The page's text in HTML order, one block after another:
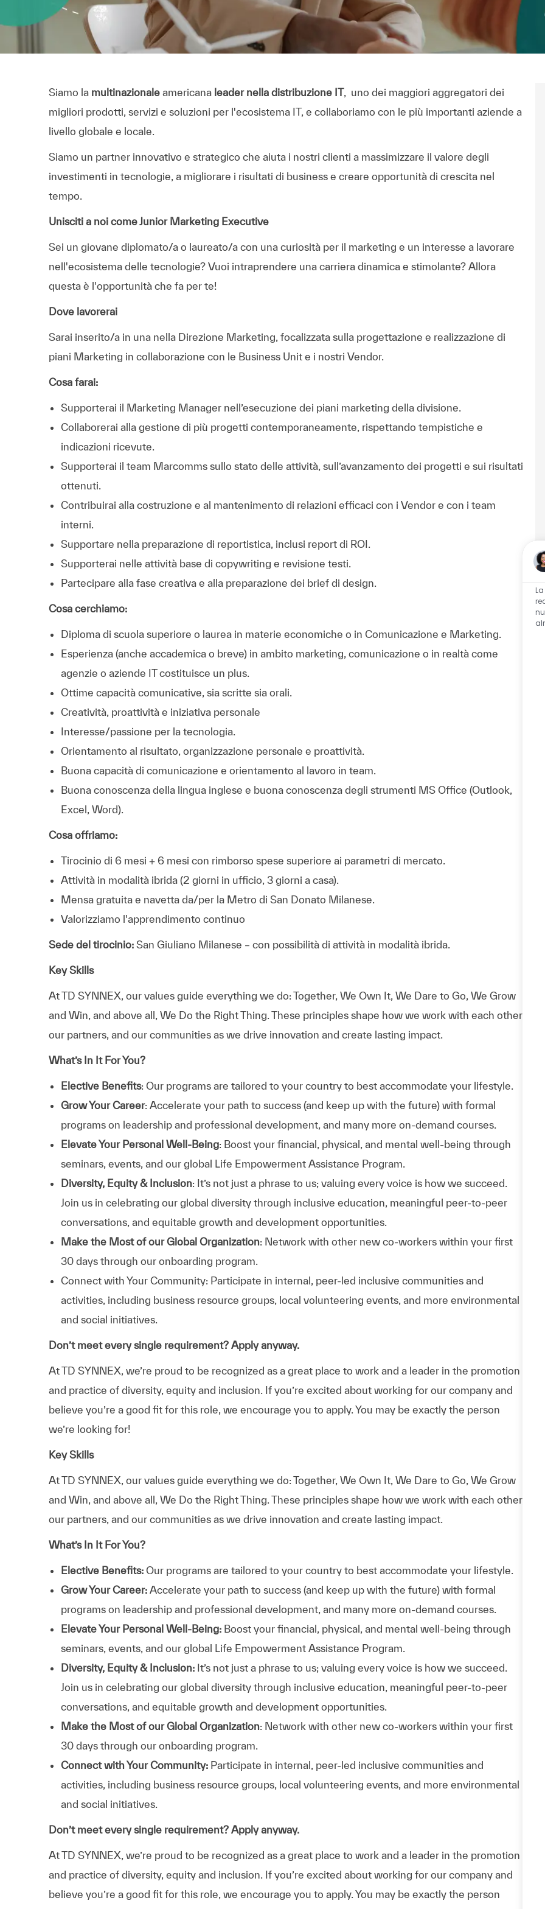
Siamo la multinazionale americana leader nella distribuzione IT, uno dei maggiori aggregatori dei
migliori prodotti, servizi e soluzioni per l'ecosistema IT, e collaboriamo con le più importanti aziende a
livello globale e locale.
Siamo un partner innovativo e strategico che aiuta i nostri clienti a massimizzare il valore degli
investimenti in tecnologie, a migliorare i risultati di business e creare opportunità di crescita nel
tempo.
Unisciti a noi come Junior Marketing Executive
Sei un giovane diplomato/a o laureato/a con una curiosità per il marketing e un interesse a lavorare
nell'ecosistema delle tecnologie? Vuoi intraprendere una carriera dinamica e stimolante? Allora
questa è l'opportunità che fa per te!
Dove lavorerai
Sarai inserito/a in una nella Direzione Marketing, focalizzata sulla progettazione e realizzazione di
piani Marketing in collaborazione con le Business Unit e i nostri Vendor.
Cosa farai:
Supporterai il Marketing Manager nell’esecuzione dei piani marketing della divisione.
Collaborerai alla gestione di più progetti contemporaneamente, rispettando tempistiche e
indicazioni ricevute.
Supporterai il team Marcomms sullo stato delle attività, sull’avanzamento dei progetti e sui risultati
ottenuti.
Contribuirai alla costruzione e al mantenimento di relazioni efficaci con i Vendor e con i team
interni.
Supportare nella preparazione di reportistica, inclusi report di ROI.
Supporterai nelle attività base di copywriting e revisione testi.
Partecipare alla fase creativa e alla preparazione dei brief di design.
Cosa cerchiamo:
Diploma di scuola superiore o laurea in materie economiche o in Comunicazione e Marketing.
Esperienza (anche accademica o breve) in ambito marketing, comunicazione o in realtà come
agenzie o aziende IT costituisce un plus.
Ottime capacità comunicative, sia scritte sia orali.
Creatività, proattività e iniziativa personale
Interesse/passione per la tecnologia.
Orientamento al risultato, organizzazione personale e proattività.
Buona capacità di comunicazione e orientamento al lavoro in team.
Buona conoscenza della lingua inglese e buona conoscenza degli strumenti MS Office (Outlook,
Excel, Word).
Cosa offriamo:
Tirocinio di 6 mesi + 6 mesi con rimborso spese superiore ai parametri di mercato.
Attività in modalità ibrida (2 giorni in ufficio, 3 giorni a casa).
Mensa gratuita e navetta da/per la Metro di San Donato Milanese.
Valorizziamo l'apprendimento continuo
Sede del tirocinio: San Giuliano Milanese – con possibilità di attività in modalità ibrida.
Key Skills
At TD SYNNEX, our values guide everything we do: Together, We Own It, We Dare to Go, We Grow
and Win, and above all, We Do the Right Thing. These principles shape how we work with each other,
our partners, and our communities as we drive innovation and create lasting impact.
What’s In It For You?
Elective Benefits: Our programs are tailored to your country to best accommodate your lifestyle.
Grow Your Career: Accelerate your path to success (and keep up with the future) with formal
programs on leadership and professional development, and many more on-demand courses.
Elevate Your Personal Well-Being: Boost your financial, physical, and mental well-being through
seminars, events, and our global Life Empowerment Assistance Program.
Diversity, Equity & Inclusion: It’s not just a phrase to us; valuing every voice is how we succeed.
Join us in celebrating our global diversity through inclusive education, meaningful peer-to-peer
conversations, and equitable growth and development opportunities.
Make the Most of our Global Organization: Network with other new co-workers within your first
30 days through our onboarding program.
Connect with Your Community: Participate in internal, peer-led inclusive communities and
activities, including business resource groups, local volunteering events, and more environmental
and social initiatives.
Don’t meet every single requirement? Apply anyway.
At TD SYNNEX, we’re proud to be recognized as a great place to work and a leader in the promotion
and practice of diversity, equity and inclusion. If you’re excited about working for our company and
believe you’re a good fit for this role, we encourage you to apply. You may be exactly the person
we’re looking for!
Key Skills
At TD SYNNEX, our values guide everything we do: Together, We Own It, We Dare to Go, We Grow
and Win, and above all, We Do the Right Thing. These principles shape how we work with each other,
our partners, and our communities as we drive innovation and create lasting impact.
What’s In It For You?
Elective Benefits: Our programs are tailored to your country to best accommodate your lifestyle.
Grow Your Career: Accelerate your path to success (and keep up with the future) with formal
programs on leadership and professional development, and many more on-demand courses.
Elevate Your Personal Well-Being: Boost your financial, physical, and mental well-being through
seminars, events, and our global Life Empowerment Assistance Program.
Diversity, Equity & Inclusion: It’s not just a phrase to us; valuing every voice is how we succeed.
Join us in celebrating our global diversity through inclusive education, meaningful peer-to-peer
conversations, and equitable growth and development opportunities.
Make the Most of our Global Organization: Network with other new co-workers within your first
30 days through our onboarding program.
Connect with Your Community: Participate in internal, peer-led inclusive communities and
activities, including business resource groups, local volunteering events, and more environmental
and social initiatives.
Don’t meet every single requirement? Apply anyway.
At TD SYNNEX, we’re proud to be recognized as a great place to work and a leader in the promotion
and practice of diversity, equity and inclusion. If you’re excited about working for our company and
believe you’re a good fit for this role, we encourage you to apply. You may be exactly the person